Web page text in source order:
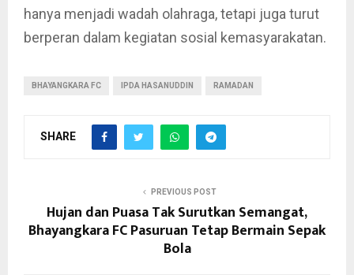
hanya menjadi wadah olahraga, tetapi juga turut
berperan dalam kegiatan sosial kemasyarakatan.
BHAYANGKARA FC IPDA HASANUDDIN RAMADAN
SHARE
PREVIOUS POST
Hujan dan Puasa Tak Surutkan Semangat,
Bhayangkara FC Pasuruan Tetap Bermain Sepak
Bola